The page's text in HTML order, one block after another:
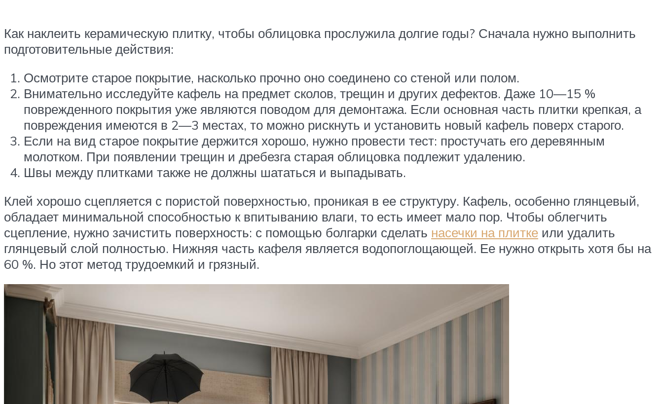
Как наклеить керамическую плитку, чтобы облицовка прослужила долгие годы? Сначала нужно выполнить
подготовительные действия:
Осмотрите старое покрытие, насколько прочно оно соединено со стеной или полом.
Внимательно исследуйте кафель на предмет сколов, трещин и других дефектов. Даже 10—15 %
поврежденного покрытия уже являются поводом для демонтажа. Если основная часть плитки крепкая, а
повреждения имеются в 2—3 местах, то можно рискнуть и установить новый кафель поверх старого.
Если на вид старое покрытие держится хорошо, нужно провести тест: простучать его деревянным
молотком. При появлении трещин и дребезга старая облицовка подлежит удалению.
Швы между плитками также не должны шататься и выпадывать.
Клей хорошо сцепляется с пористой поверхностью, проникая в ее структуру. Кафель, особенно глянцевый,
обладает минимальной способностью к впитыванию влаги, то есть имеет мало пор. Чтобы облегчить
сцепление, нужно зачистить поверхность: с помощью болгарки сделать насечки на плитке или удалить
глянцевый слой полностью. Нижняя часть кафеля является водопоглощающей. Ее нужно открыть хотя бы на
60 %. Но этот метод трудоемкий и грязный.